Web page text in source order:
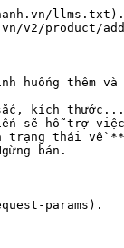
llms.txt).
v2/product/
huống thêm
thước...).
sẽ hỗ trợ
trạng thái
bán.
params).